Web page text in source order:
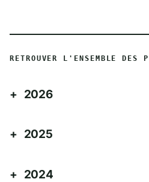
RETROUVER L'ENSEMBLE DES
2026
2025
2024